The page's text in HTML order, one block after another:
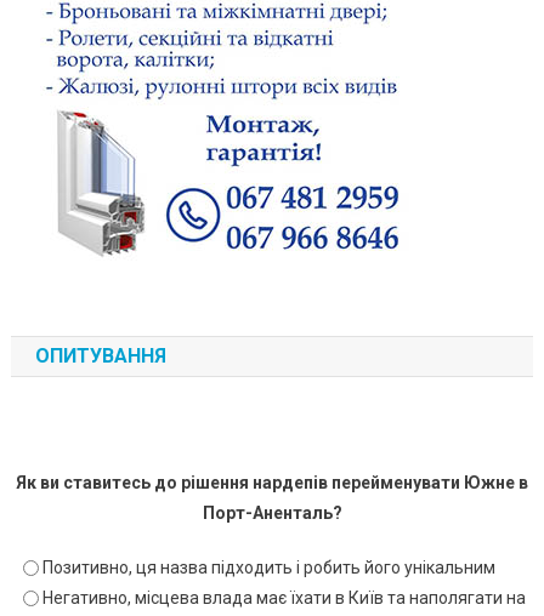
ОПИТУВАННЯ
Як ви ставитесь до рішення нардепів перейменувати Южне в
Порт-Аненталь?
Позитивно, ця назва підходить і робить його унікальним
Негативно, місцева влада має їхати в Київ та наполягати на